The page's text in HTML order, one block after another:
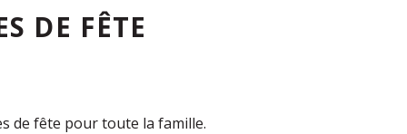
DE FÊTE
de fête pour toute la famille.